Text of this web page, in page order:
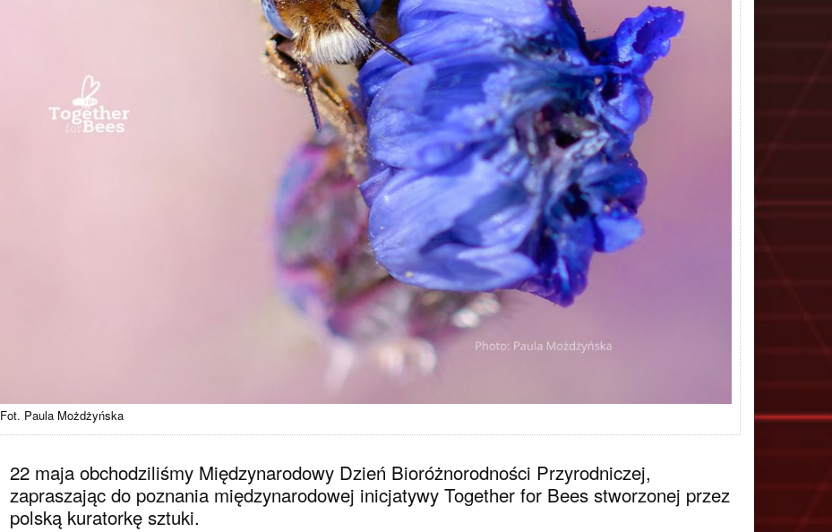
Fot. Paula Możdżyńska
22 maja obchodziliśmy Międzynarodowy Dzień Bioróżnorodności Przyrodniczej,
zapraszając do poznania międzynarodowej inicjatywy Together for Bees stworzonej przez
polską kuratorkę sztuki.